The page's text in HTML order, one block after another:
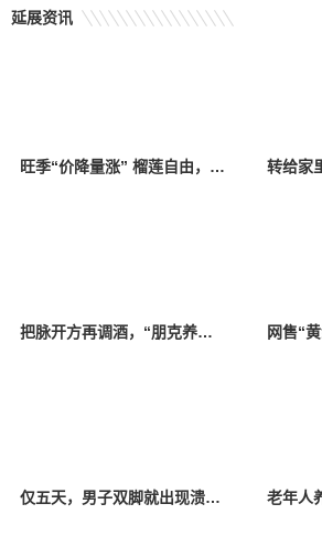
延展资讯
旺季“价降量涨” 榴莲自由，真的要来了？
把脉开方再调酒，“朋克养生”把中医请进了酒吧
仅五天，男子双脚就出现溃烂！这个很多人爱做的冬季养生行为实则很危险 老年人